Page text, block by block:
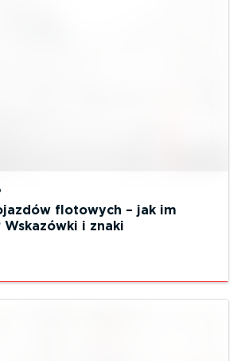
flotowych – jak im
Wskazówki i znaki